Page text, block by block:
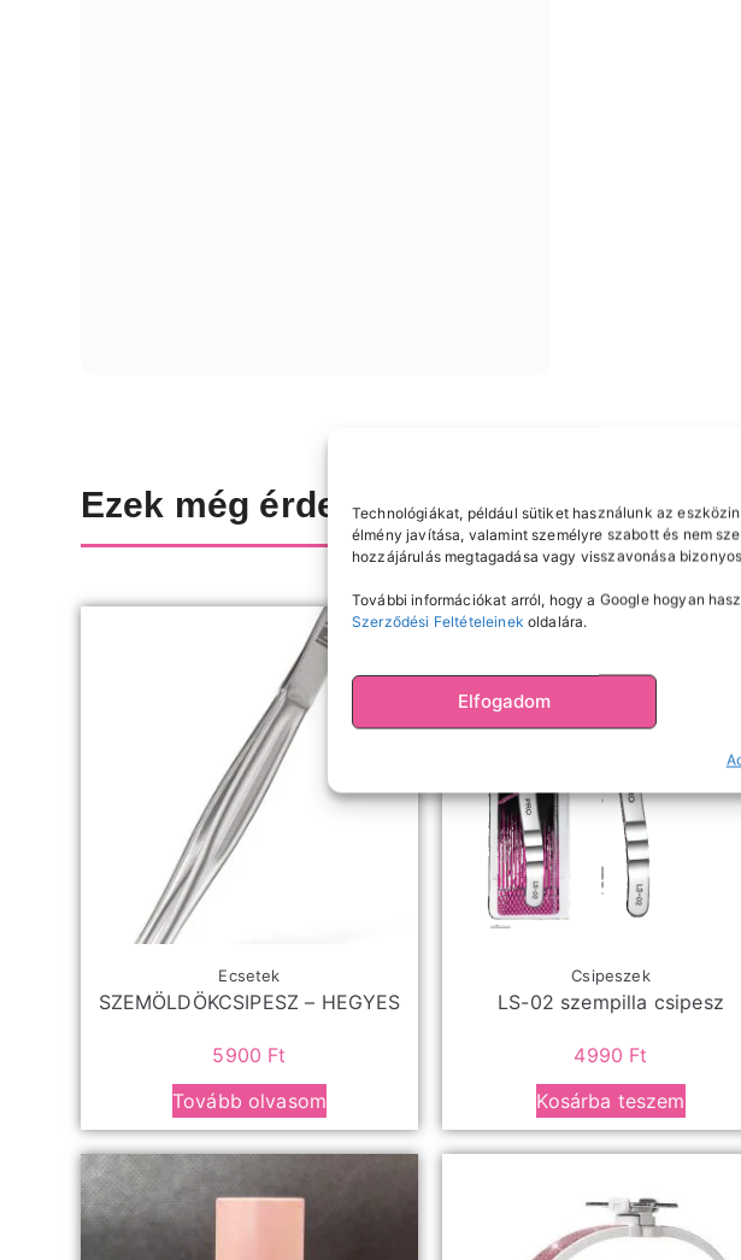
Technológiákat, például sütiket használunk az
élmény javítása, valamint személyre szabott és nem
hozzájárulás megtagadása vagy visszavonása
További információkat arról, hogy a Google hogyan
Szerződési Feltételeinek oldalára.
Elfogadom
Ezek még érdekelhetnek
Ecsetek
SZEMÖLDÖKCSIPESZ – HEGYES
5900 Ft
Tovább olvasom
Csipeszek
LS-02 szempilla csipesz
4990 Ft
Kosárba teszem